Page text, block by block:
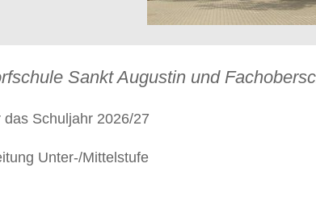
Sankt Augustin und
Schuljahr 2026/27
Unter-/Mittelstufe